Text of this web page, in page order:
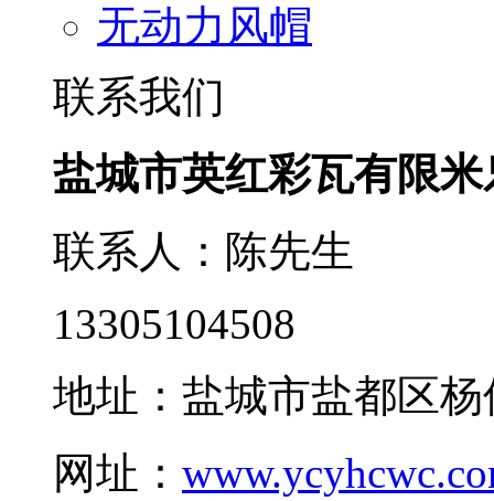
无动力风帽
联系我们
盐城市英红彩瓦有限
联系人：陈先生
13305104508
地址：盐城市盐都区
网址：